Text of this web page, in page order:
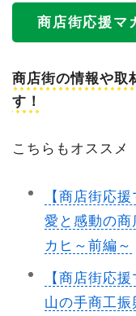
商店街応援マ
商店街の情報や取
す！
こちらもオススメ
【商店街応
愛と感動の
カヒ～前編～
【商店街応
山の手商工振